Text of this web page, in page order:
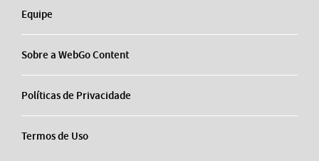
Equipe
Sobre a WebGo Content
Políticas de Privacidade
Termos de Uso